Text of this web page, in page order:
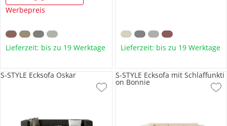
Werbepreis
Lieferzeit: bis zu 19 Werktage Lieferzeit: bis zu 19 Werktage
S-STYLE Ecksofa Oskar S-STYLE Ecksofa mit Schlaffunkti
on Bonnie